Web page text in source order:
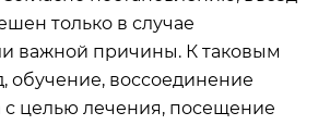
только в случае
важной причины. К таковым
обучение, воссоединение
с целью лечения, посещение